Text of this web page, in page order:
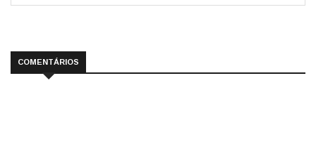
COMENTÁRIOS